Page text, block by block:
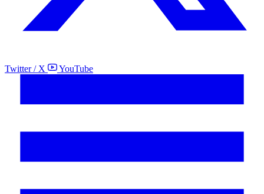
Twitter / X YouTube